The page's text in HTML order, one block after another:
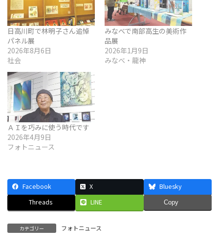
日高川町で林明子さん追悼
パネル展
2026年8月6日
社会
みなべで南部高生の美術作
品展
2026年1月9日
みなべ・龍神
ＡＩを巧みに使う時代です
2026年4月9日
フォトニュース
Facebook X
Bluesky
Threads
LINE Copy
カテゴリー フォトニュース